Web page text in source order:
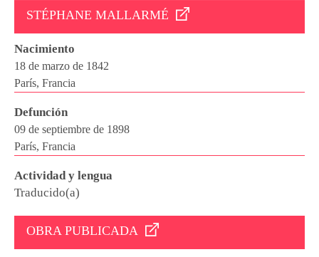
STÉPHANE MALLARMÉ
Nacimiento
18 de marzo de 1842
París, Francia
Defunción
09 de septiembre de 1898
París, Francia
Actividad y lengua
Traducido(a)
OBRA PUBLICADA